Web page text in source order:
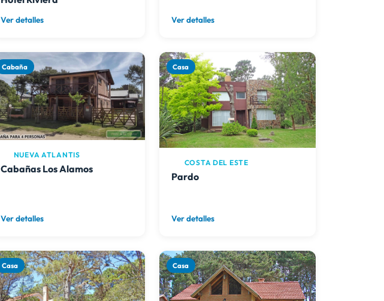
Ver detalles Ver detalles
Cabaña
NUEVA ATLANTIS
Cabañas Los Alamos
Ver detalles
Casa
COSTA DEL ESTE
Pardo
Ver detalles
Casa Casa